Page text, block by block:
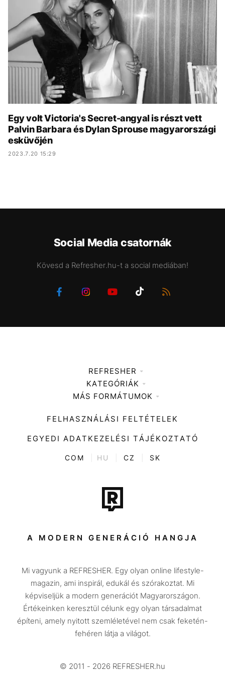
KÖZÉLET UTAZÁS
ÉLETMÓD DESIGN
BESZÉLGETÉSEK ARCOK
VIDEÓ TÖRTÉNETEK
GASZTRO
Egy volt Victoria's Secret-angyal is részt vett
Palvin Barbara és Dylan Sprouse magyarországi
esküvőjén
2023.7.20 15:29
Social Media csatornák
Kövesd a Refresher.hu-t a social mediában!
REFRESHER
Médiaajánlat
KATEGÓRIÁK
Zene
Divat
Kultúra
ENTR
Tech-Tudomány
Sport
Társadalom
Utazás
Életmód
Design
Beszélgetések
Videó
MÁS FORMÁTUMOK
FELHASZNÁLÁSI FELTÉTELEK
EGYEDI ADATKEZELÉSI TÁJÉKOZTATÓ
COM HU CZ SK
A MODERN GENERÁCIÓ HANGJA
Mi vagyunk a REFRESHER. Egy olyan online lifestyle-
magazin, ami inspirál, edukál és szórakoztat. Mi
képviseljük a modern generációt Magyarországon.
Értékeinken keresztül célunk egy olyan társadalmat
építeni, amely nyitott szemléletével nem csak feketén-
fehéren látja a világot.
© 2011 - 2026 REFRESHER.hu